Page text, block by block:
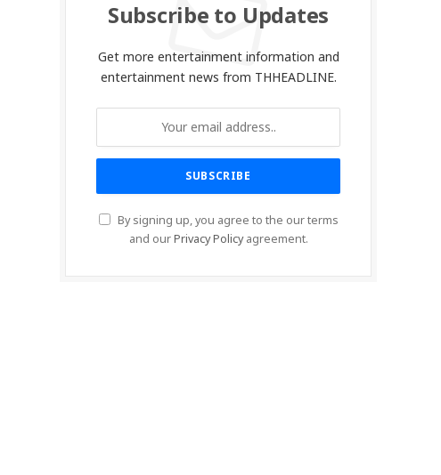
Subscribe to Updates
Get more entertainment information and
entertainment news from THHEADLINE.
By signing up, you agree to the our terms
and ourPrivacy Policyagreement.